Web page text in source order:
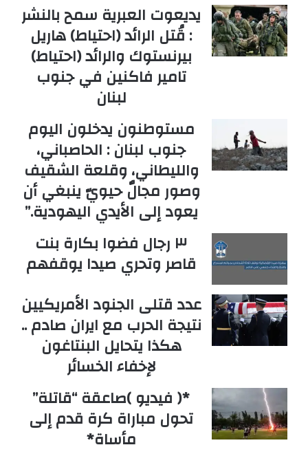
يديعوت العبرية سمح بالنشر
: قُتل الرائد (احتياط) هاريل
بيرنستوك والرائد (احتياط)
تامير فاكنين في جنوب
لبنان
مستوطنون يدخلون اليوم
جنوب لبنان : الحاصباني،
والليطاني، وقلعة الشقيف
وصور مجالٌ حيويّ ينبغي أن
يعود إلى الأيدي اليهودية.”
٣ رجال فضوا بكارة بنت
قاصر وتحري صيدا يوقفهم
عدد قتلى الجنود الأمريكيين
نتيجة الحرب مع ايران صادم ..
هكذا يتحايل البنتاغون
لإخفاء الخسائر
*( فيديو )صاعقة “قاتلة”
تحول مباراة كرة قدم إلى
مأساة*